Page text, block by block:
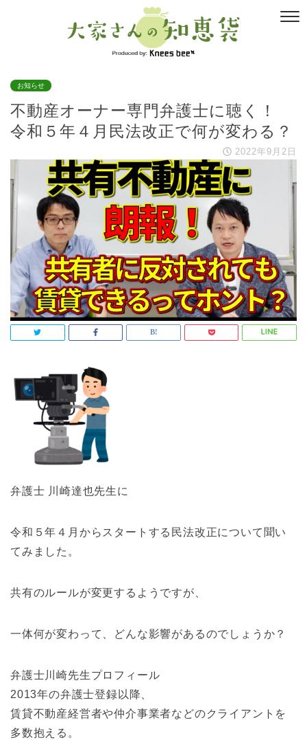
お知らせ
不動産オーナー専門弁護士に聴く！
令和５年４月民法改正で何が変わる？
2022年9月2日
弁護士 川崎達也先生に
令和５年４月からスタートする民法改正について聞い
てみました。
共有のルールが変更するようですが、
一体何が変わって、どんな影響があるのでしょうか？
弁護士川崎先生プロフィール
2013年の弁護士登録以降、
賃貸不動産経営者や仲介事業者などのクライアントを
多数抱える。